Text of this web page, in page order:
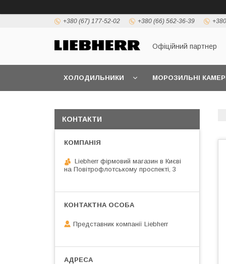
+380 (67) 177-52-02 +380 (66) 562-36-39
Офіційний партнер
ХОЛОДИЛЬНИКИ МОРОЗИЛЬНІ
КОНТАКТИ
Liebherr фірмовий магазин в Києві
на Повітрофлотському проспекті, 3
Представник компанії Liebherr